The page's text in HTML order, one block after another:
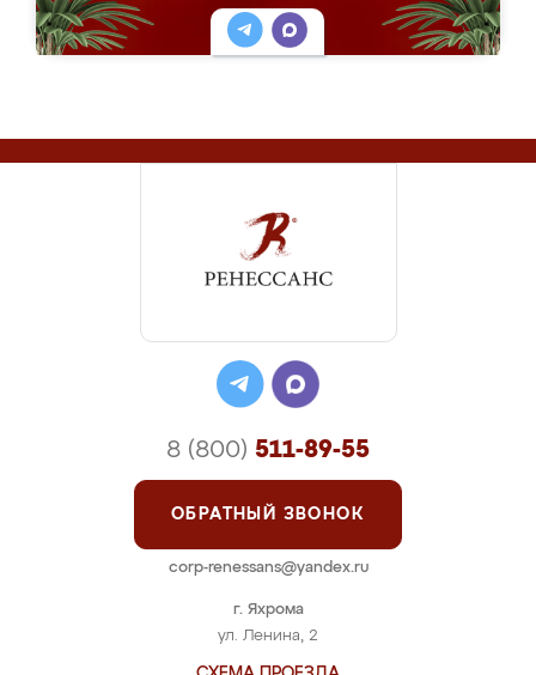
г. Яхрома
ул. Ленина, 2
8 (800) 511-89-55
ОБРАТНЫЙ ЗВОНОК
corp-renessans@yandex.ru